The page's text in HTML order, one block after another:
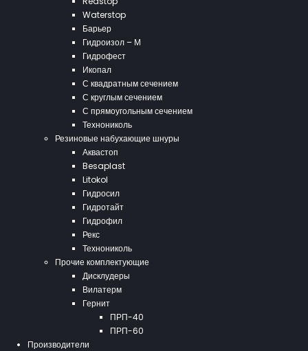
Waterstop
Барьер
Гидроизол – М
Гидрофест
Икопал
С квадратным сечением
С круглым сечением
С прямоугольным сечением
Технониколь
Резиновые набухающие шнуры
Аквастоп
Besaplast
Litokol
Гидросил
Гидротайт
Гидрофил
Рекс
Технониколь
Прочие комплектующие
Дисклудеры
Вилатерм
Гернит
ПРП-40
ПРП-60
Производители